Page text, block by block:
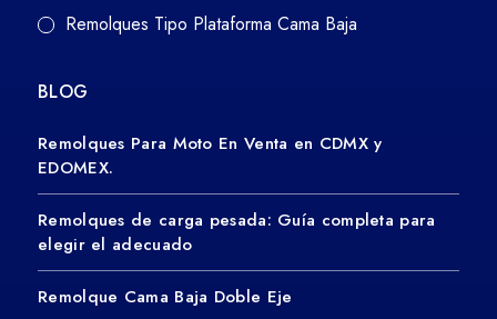
Remolques Tipo Plataforma Cama Baja
BLOG
Remolques Para Moto En Venta en CDMX y
EDOMEX.
Remolques de carga pesada: Guía completa para
elegir el adecuado
Remolque Cama Baja Doble Eje